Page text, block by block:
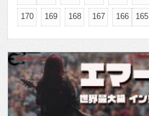
170 169 168 167 166 165